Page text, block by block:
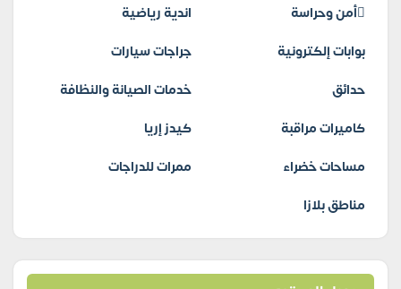
أمن وحراسة
اندية رياضية
بوابات إلكترونية
جراجات سيارات
حدائق
خدمات الصيانة والنظافة
كاميرات مراقبة
كيدز إريا
مساحات خضراء
ممرات للدراجات
مناطق بلازا